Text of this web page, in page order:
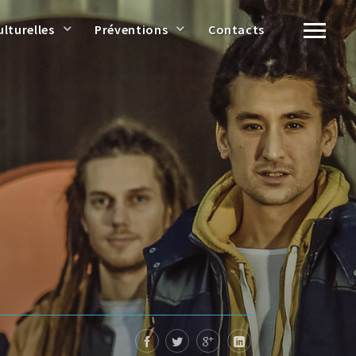
Préventions Contacts